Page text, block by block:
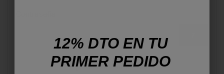
¿Olvidó su contraseña?
12% DTO EN TU
PRIMER PEDIDO